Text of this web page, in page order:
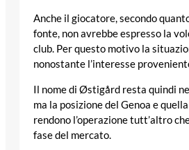
Anche il giocatore, secondo
fonte, non avrebbe espresso la
club. Per questo motivo la
nonostante l’interesse
Il nome di Østigård resta quindi
ma la posizione del Genoa e
rendono l’operazione tutt’altro
fase del mercato.